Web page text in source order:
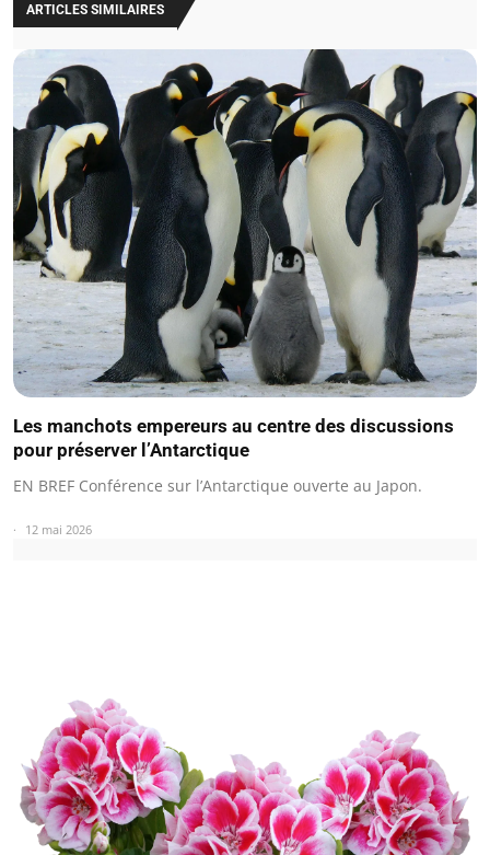
ARTICLES SIMILAIRES
Les manchots empereurs au centre des discussions
pour préserver l’Antarctique
EN BREF Conférence sur l’Antarctique ouverte au Japon.
12 mai 2026